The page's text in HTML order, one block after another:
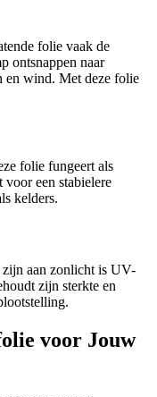
folie vaak de
ontsnappen naar
en wind. Met deze folie
folie fungeert als
een stabielere
kelders.
zijn aan zonlicht is UV-
zijn sterkte en
voor Jouw